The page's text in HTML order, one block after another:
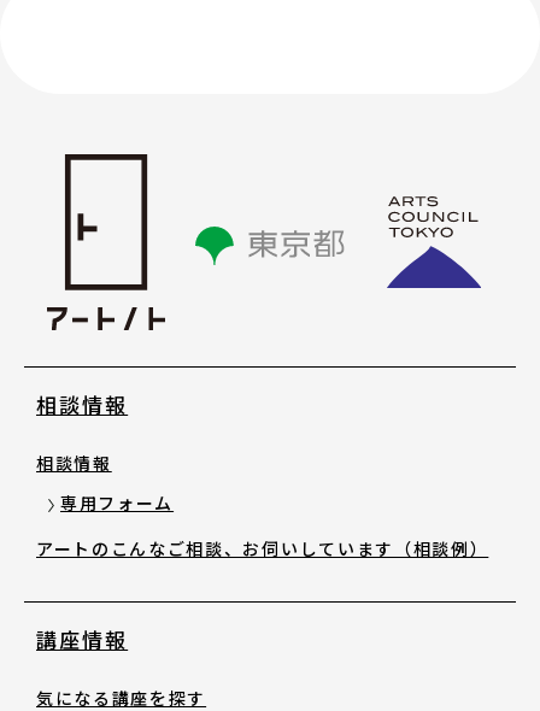
気になる講座を探す
講座ラインアップ
公開中のアーカイブ動画
2025年度 過去の講座
2023年度以前 過去の講座
修了生
相談情報
相談情報
専用フォーム
アートのこんなご相談、お伺いしています（相談例）
講座情報
気になる講座を探す